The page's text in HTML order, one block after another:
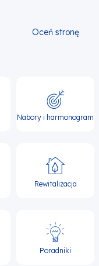
Oceń stronę
Nabory i harmonogram
Rewitalizacja
Poradniki